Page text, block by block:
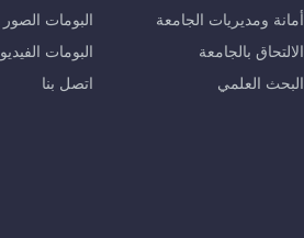
أمانة ومديريات الجامعة
الالتحاق بالجامعة
البحث العلمي
البومات الصور
البومات الفيديو
اتصل بنا